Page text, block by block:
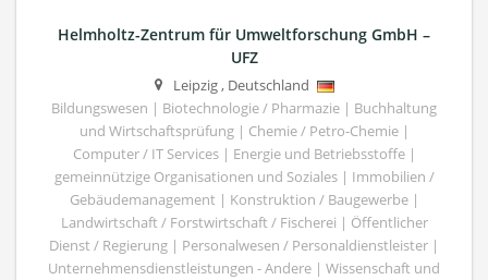
Helmholtz-Zentrum für Umweltforschung GmbH –
UFZ
Leipzig, Deutschland
Bildungswesen | Biotechnologie / Pharmazie | Buchhaltung
und Wirtschaftsprüfung | Chemie / Petro-Chemie |
Computer / IT Services | Energie und Betriebsstoffe |
gemeinnützige Organisationen und Soziales | Immobilien /
Gebäudemanagement | Konstruktion / Baugewerbe |
Landwirtschaft / Forstwirtschaft / Fischerei | Öffentlicher
Dienst / Regierung | Personalwesen / Personaldienstleister |
Unternehmensdienstleistungen - Andere | Wissenschaft und